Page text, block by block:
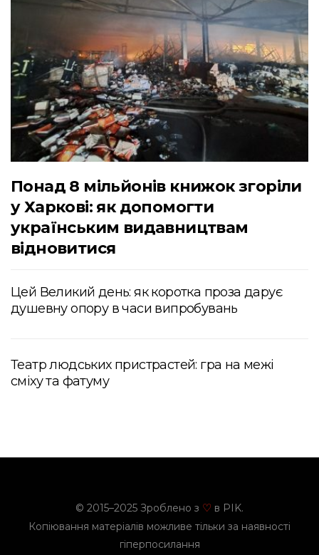
Понад 8 мільйонів книжок згоріли
у Харкові: як допомогти
українським видавництвам
відновитися
Цей Великий день: як коротка проза дарує
душевну опору в часи випробувань
Театр людських пристрастей: гра на межі
сміху та фатуму
© 2015–2025 Зроблено з ♡ в PIK.
Копіювання матеріалів можливе тільки за наявності
гіперпосилання